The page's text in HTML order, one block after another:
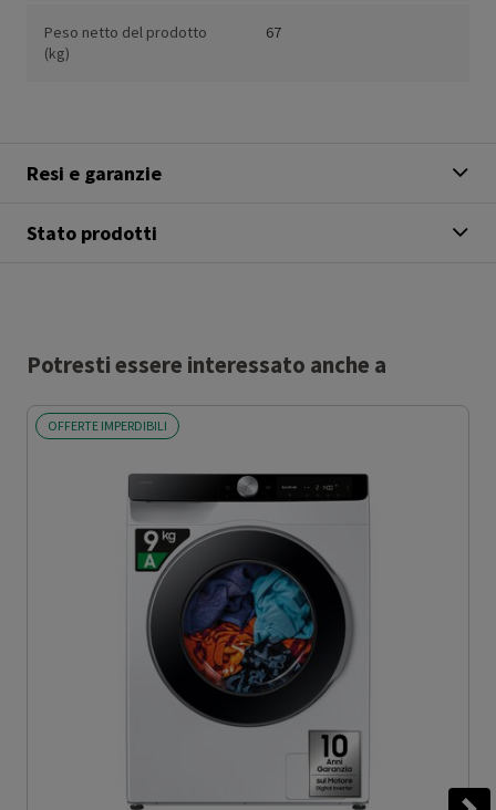
Peso netto del prodotto
(kg)
67
Resi e garanzie
Stato prodotti
Potresti essere interessato anche a
OFFERTE IMPERDIBILI